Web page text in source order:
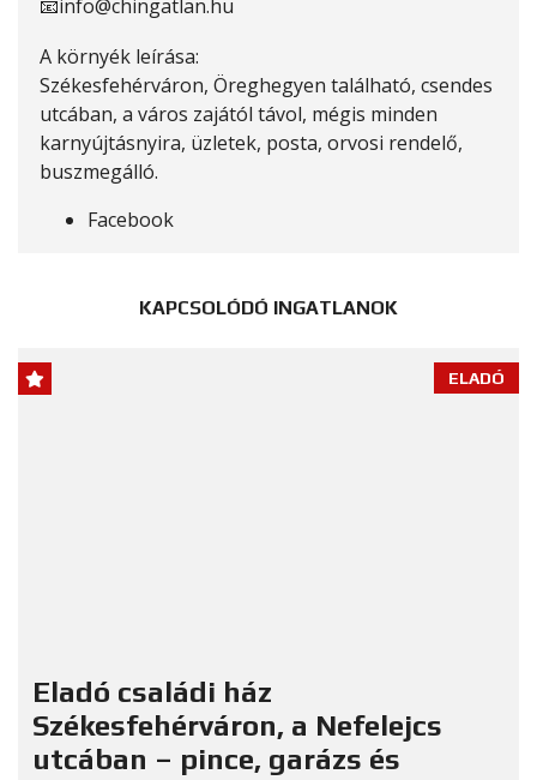
📧info@chingatlan.hu
A környék leírása:
Székesfehérváron, Öreghegyen található, csendes
utcában, a város zajától távol, mégis minden
karnyújtásnyira, üzletek, posta, orvosi rendelő,
buszmegálló.
Facebook
KAPCSOLÓDÓ INGATLANOK
ELADÓ
Eladó családi ház
Székesfehérváron, a Nefelejcs
utcában – pince, garázs és